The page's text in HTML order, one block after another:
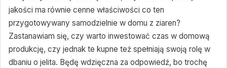
jakości ma równie cenne właściwości co ten
przygotowywany samodzielnie w domu z ziaren?
Zastanawiam się, czy warto inwestować czas w domową
produkcję, czy jednak te kupne też spełniają swoją rolę w
dbaniu o jelita. Będę wdzięczna za odpowiedź, bo trochę